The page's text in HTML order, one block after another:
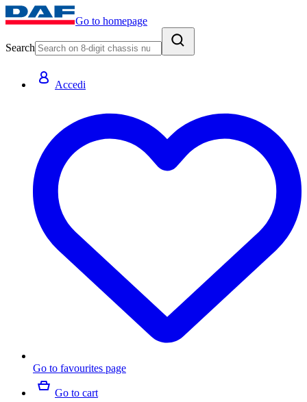
Go to homepage
Search
Accedi
Go to favourites page
Go to cart